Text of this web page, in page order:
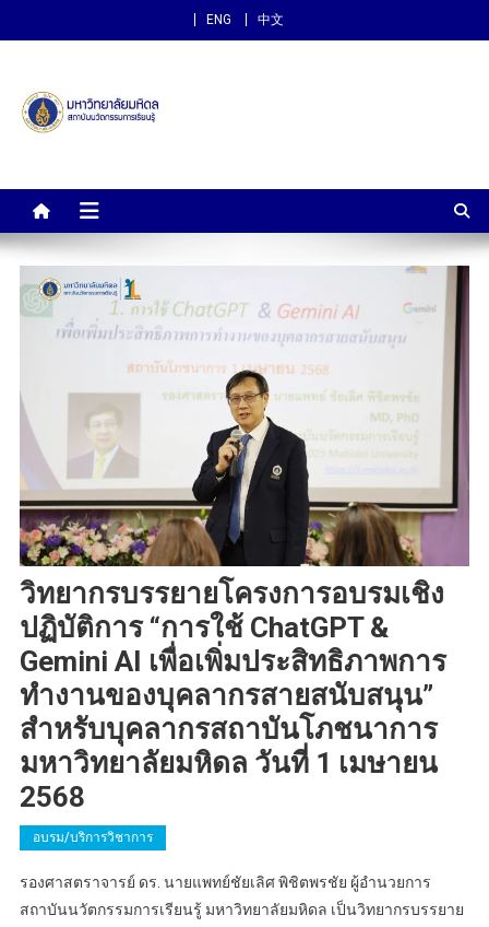
ENG 中文
สถาบันนวัตกรรมการเรียนรู้
วิทยากรบรรยายโครงการอบรมเชิง
ปฏิบัติการ “การใช้ ChatGPT &
Gemini AI เพื่อเพิ่มประสิทธิภาพการ
ทำงานของบุคลากรสายสนับสนุน”
สำหรับบุคลากรสถาบันโภชนาการ
มหาวิทยาลัยมหิดล วันที่ 1 เมษายน
2568
อบรม/บริการวิชาการ
รองศาสตราจารย์ ดร. นายแพทย์ชัยเลิศ พิชิตพรชัย ผู้อำนวยการ
สถาบันนวัตกรรมการเรียนรู้ มหาวิทยาลัยมหิดล เป็นวิทยากรบรรยาย